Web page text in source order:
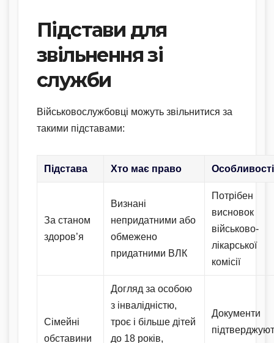
Підстави для
звільнення зі
служби
Військовослужбовці можуть звільнитися за
такими підставами:
Підстава Хто має право Особливості
За станом
здоров’я
Визнані
непридатними або
обмежено
придатними ВЛК
Потрібен
висновок
військово-
лікарської
комісії
Сімейні
обставини
Догляд за особою
з інвалідністю,
троє і більше дітей
до 18 років,
Документи